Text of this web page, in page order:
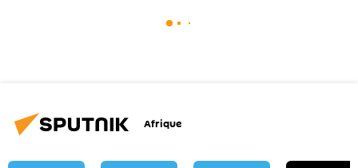
Afrique